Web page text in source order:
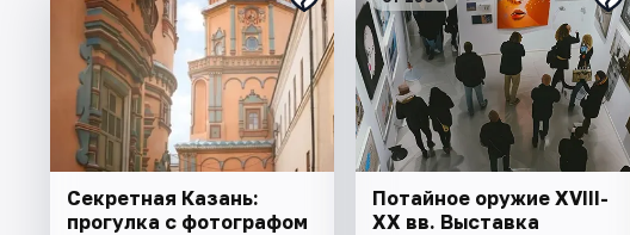
Секретная Казань:
прогулка с фотографом
Потайное оружие XVIII-
XX вв. Выставка